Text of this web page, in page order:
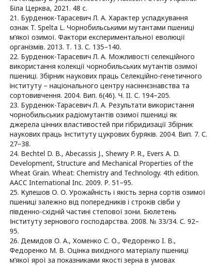
Біла Церква, 2021. 48 с.
21. Бурденюк-Тарасевич Л. А. Характер успадкування
ознак T. Spelta L. Чорнобильськими мутантами пшениці
м’якої озимої. Фактори експериментальної еволюції
організмів. 2013. Т. 13. С. 135–140.
22. Бурденюк-Тарасевич Л. А. Можливості селекційного
використання колекції чорнобильських мутантів озимої
пшениці. Збірник наукових праць Селекційно-генетичного
інституту – національного центру насіннєзнавства та
сортовивчення. 2004. Вип. 6(46). Ч. II. С. 194–205.
23. Бурденюк-Тарасевич Л. А. Результати використання
чорнобильських радіомутантів озимої пшениці як
джерела цінних властивостей при гібридизації Збірник
наукових праць Інституту цукрових буряків. 2004. Вип. 7. С.
27–38.
24. Bechtel D. B., Abecassis J., Shewry P. R., Evers A. D.
Development, Structure and Mechanical Properties of the
Wheat Grain. Wheat: Chemistry and Technology. 4th edition.
AACC International Inc. 2009. Р. 51–95.
25. Кулешов О. О. Урожайність і якість зерна сортів озимої
пшениці залежно від попередників і строків сівби у
південно-східній частині степової зони. Бюлетень
Інституту зернового господарства. 2008. № 33/34. С. 92–
95.
26. Демидов О. А., Хоменко С. О., Федоренко I. В.,
Федоренко М. В. Оцінка вихідного матеріалу пшениці
м’якої ярої за показниками якості зерна в умовах